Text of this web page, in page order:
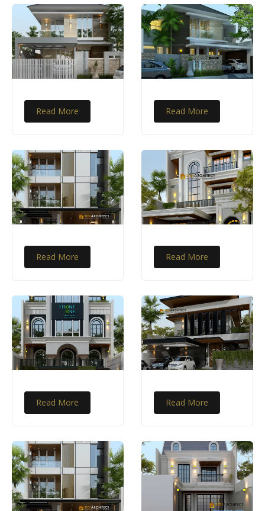
Read More Read More
Read More Read More
Read More Read More